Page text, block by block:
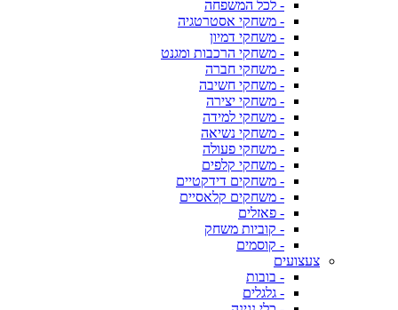
- לכל המשפחה
- משחקי אסטרטגיה
- משחקי דמיון
- משחקי הרכבות ומגנט
- משחקי חברה
- משחקי חשיבה
- משחקי יצירה
- משחקי למידה
- משחקי נשיאה
- משחקי פעולה
- משחקי קלפים
- משחקים דידקטיים
- משחקים קלאסיים
- פאזלים
- קוביות משחק
- קוסמים
צעצועים
- בובות
- גלגלים